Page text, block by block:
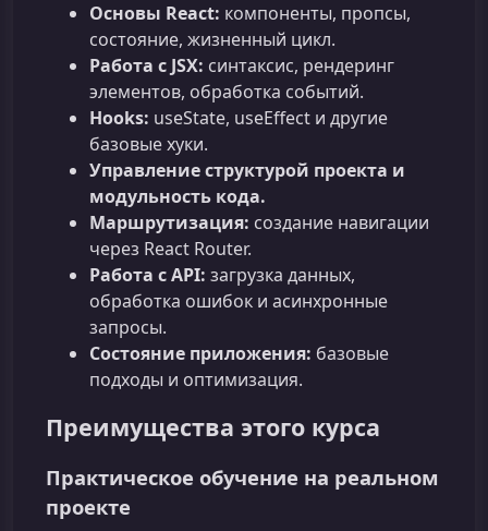
Основы React: компоненты, пропсы,
состояние, жизненный цикл.
Работа с JSX: синтаксис, рендеринг
элементов, обработка событий.
Hooks: useState, useEffect и другие
базовые хуки.
Управление структурой проекта и
модульность кода.
Маршрутизация: создание навигации
через React Router.
Работа с API: загрузка данных,
обработка ошибок и асинхронные
запросы.
Состояние приложения: базовые
подходы и оптимизация.
Преимущества этого курса
Практическое обучение на реальном
проекте